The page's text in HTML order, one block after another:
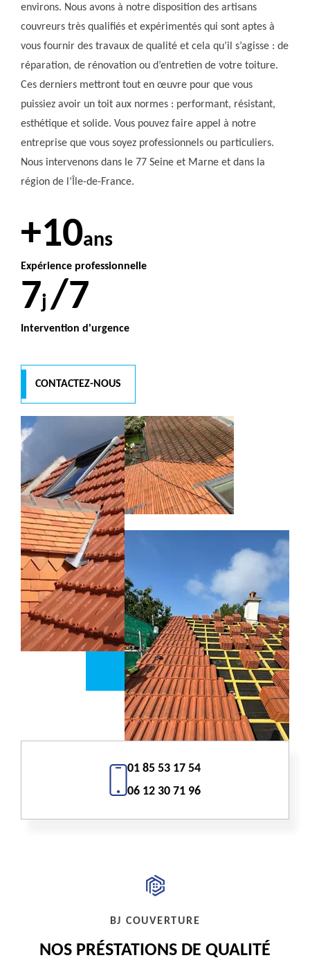
01 85 53 17 54
06 12 30 71 96
environs. Nous avons à notre disposition des artisans
couvreurs très qualifiés et expérimentés qui sont aptes à
vous fournir des travaux de qualité et cela qu’il s’agisse : de
réparation, de rénovation ou d’entretien de votre toiture.
Ces derniers mettront tout en œuvre pour que vous
puissiez avoir un toit aux normes : performant, résistant,
esthétique et solide. Vous pouvez faire appel à notre
entreprise que vous soyez professionnels ou particuliers.
Nous intervenons dans le 77 Seine et Marne et dans la
région de l’Île-de-France.
+10ans
Expérience professionnelle
7j/7
Intervention d'urgence
CONTACTEZ-NOUS
BJ COUVERTURE
NOS PRÉSTATIONS DE QUALITÉ